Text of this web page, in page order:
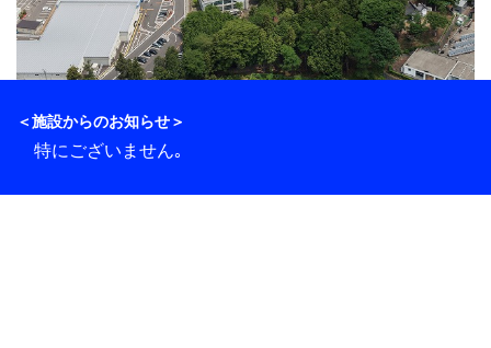
＜施設からのお知らせ＞
特にございません｡